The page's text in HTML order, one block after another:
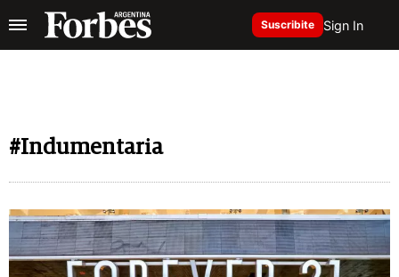
Suscribite Sign In
#Indumentaria